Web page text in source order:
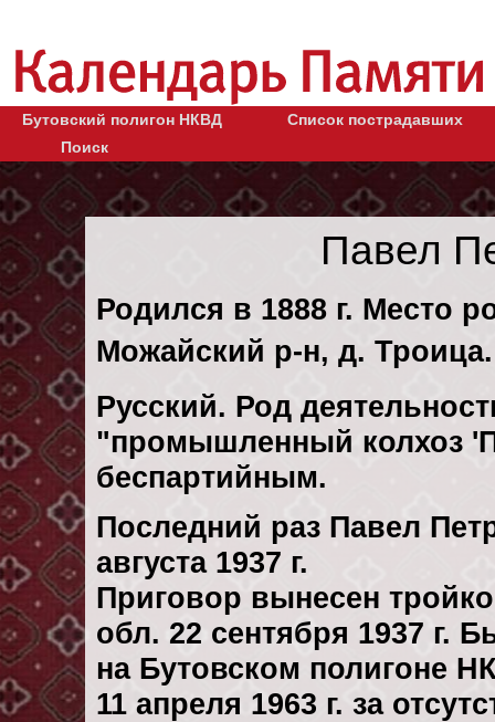
Бутовский полигон НКВД
Список пострадавших
Поиск
Павел
Родился в 1888 г. Место
Можайский р-н, д. Троица.
Русский. Род
"промышленный колхоз
беспартийным.
Последний раз Павел
августа 1937 г.
Приговор вынесен
обл. 22 сентября 1937 г.
на Бутовском полигоне
11 апреля 1963 г. за